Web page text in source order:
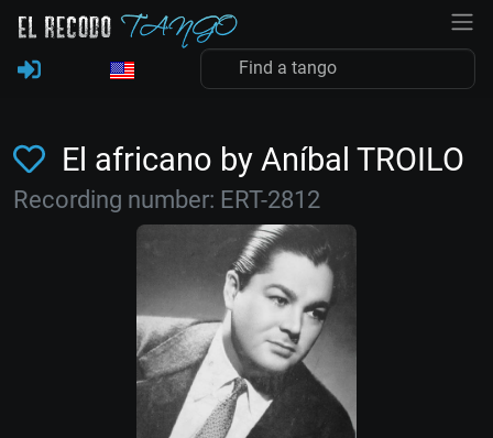
El africano by Aníbal TROILO
Recording number: ERT-2812